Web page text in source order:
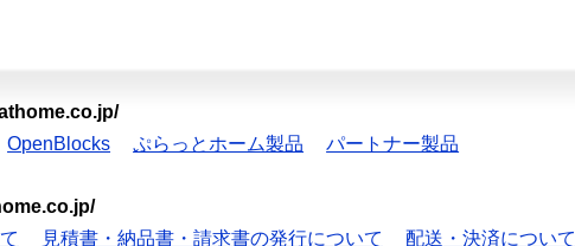
OpenBlocks ぷらっとホーム製品 パートナー製品
見積書・納品書・請求書の発行について 配送・決済について